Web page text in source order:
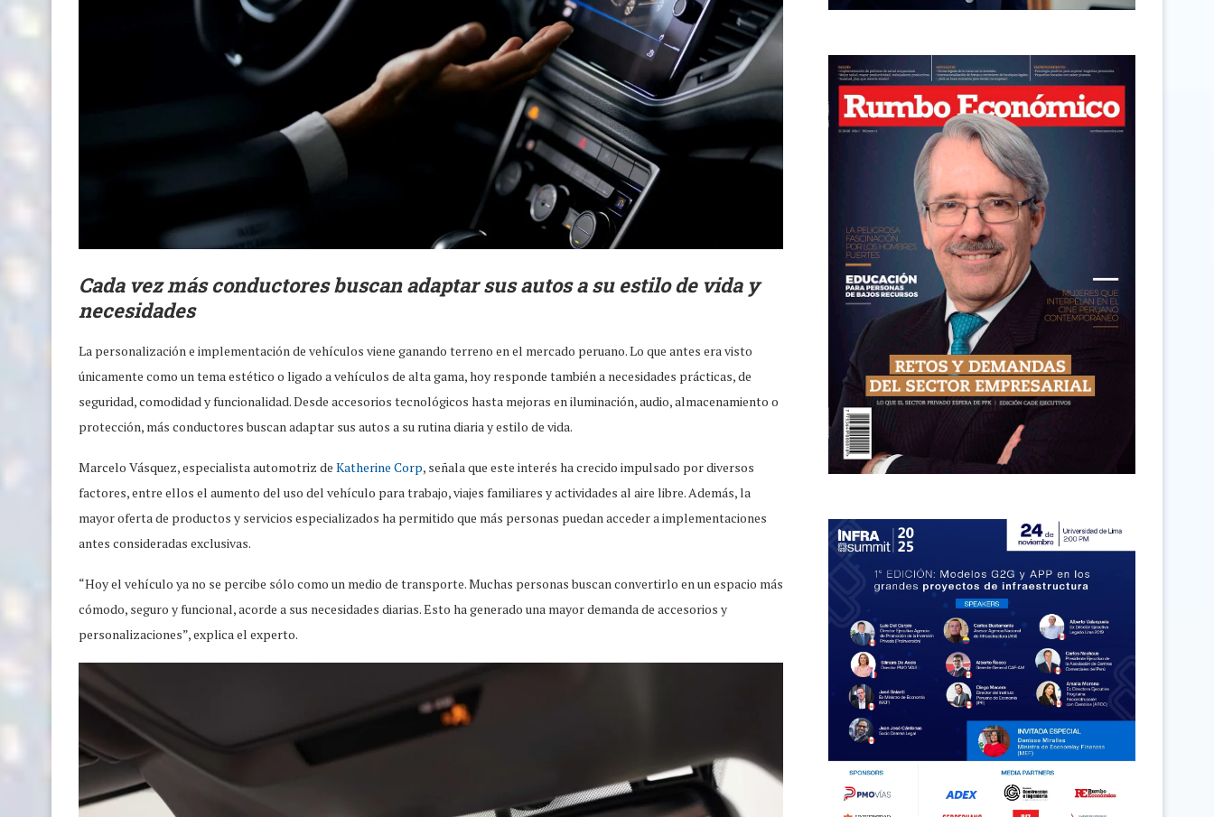
Cada vez más conductores buscan adaptar sus autos a su estilo de vida y
necesidades
La personalización e implementación de vehículos viene ganando terreno en el mercado peruano. Lo que antes era visto
únicamente como un tema estético o ligado a vehículos de alta gama, hoy responde también a necesidades prácticas, de
seguridad, comodidad y funcionalidad. Desde accesorios tecnológicos hasta mejoras en iluminación, audio, almacenamiento o
protección, más conductores buscan adaptar sus autos a su rutina diaria y estilo de vida.
Marcelo Vásquez, especialista automotriz de Katherine Corp, señala que este interés ha crecido impulsado por diversos
factores, entre ellos el aumento del uso del vehículo para trabajo, viajes familiares y actividades al aire libre. Además, la
mayor oferta de productos y servicios especializados ha permitido que más personas puedan acceder a implementaciones
antes consideradas exclusivas.
“Hoy el vehículo ya no se percibe sólo como un medio de transporte. Muchas personas buscan convertirlo en un espacio más
cómodo, seguro y funcional, acorde a sus necesidades diarias. Esto ha generado una mayor demanda de accesorios y
personalizaciones”, explica el experto.